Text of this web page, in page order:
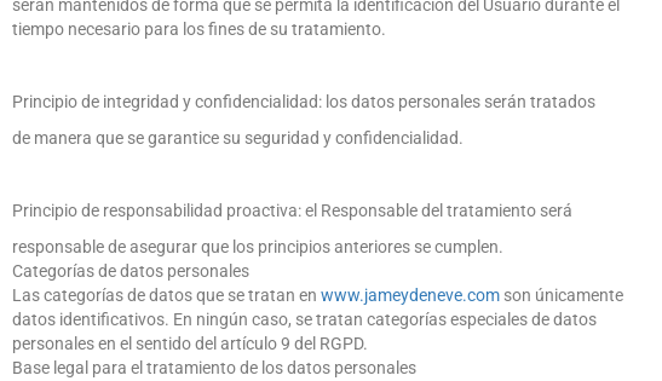
serán mantenidos de forma que se permita la identificación del Usuario durante el
tiempo necesario para los fines de su tratamiento.
Principio de integridad y confidencialidad: los datos personales serán tratados
de manera que se garantice su seguridad y confidencialidad.
Principio de responsabilidad proactiva: el Responsable del tratamiento será
responsable de asegurar que los principios anteriores se cumplen.
Categorías de datos personales
Las categorías de datos que se tratan en www.jameydeneve.com son únicamente
datos identificativos. En ningún caso, se tratan categorías especiales de datos
personales en el sentido del artículo 9 del RGPD.
Base legal para el tratamiento de los datos personales